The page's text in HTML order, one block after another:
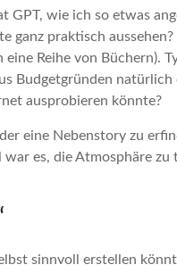
GPT, wie ich so etwas
ganz praktisch
Reihe von Büchern).
Budgetgründen natürlich
ausprobieren könnte?
eine Nebenstory zu
es, die Atmosphäre
sinnvoll erstellen